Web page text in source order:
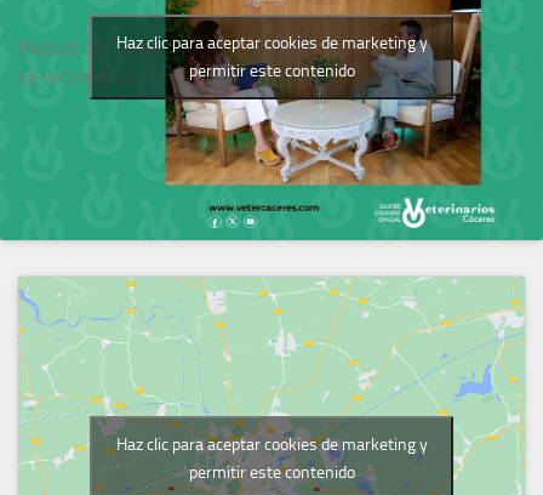
Podcast del Colegio
de Veterinarios
Haz clic para aceptar cookies de marketing y
permitir este contenido
Haz clic para aceptar cookies de marketing y
permitir este contenido